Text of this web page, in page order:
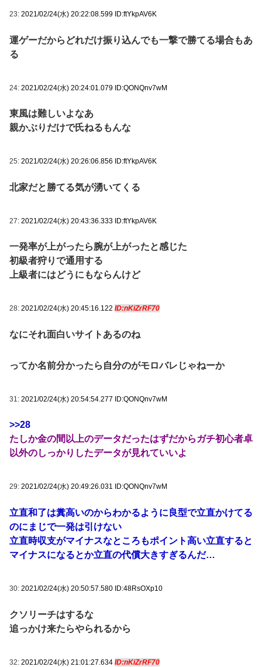
23: 2021/02/24(水) 20:22:08.599 ID:ftYkpAV6K
運ゲーだからどれだけ振り込んでも一撃で勝てる場合もあ
る
24: 2021/02/24(水) 20:24:01.079 ID:QONQnv7wM
東風は難しいよなあ
親かぶりだけで氏ねるもんな
25: 2021/02/24(水) 20:26:06.856 ID:ftYkpAV6K
北家だと勝てる気が湧いてくる
27: 2021/02/24(水) 20:43:36.333 ID:ftYkpAV6K
一発率が上がったら腕が上がったと感じた
初級者狩りで通用する
上級者にはどうにもならんけど
28: 2021/02/24(水) 20:45:16.122 ID:nKiZrRF70
なにそれ面白いサイトあるのね
ってか名前分かったら自分のがモロバレじゃねーか
31: 2021/02/24(水) 20:54:54.277 ID:QONQnv7wM
>>28
たしか金の間以上のデータだったはずだからガチ初心者卓
以外のしっかりしたデータが見れていいよ
29: 2021/02/24(水) 20:49:26.031 ID:QONQnv7wM
立直和了は糞高いのからわかるように良型で立直かけてる
のにまじで一発は引けない
立直時収支がマイナスなところもポイント高い立直すると
マイナスになるとか立直の代償大きすぎるんだ…
30: 2021/02/24(水) 20:50:57.580 ID:48RsOXp10
クソリーチはするな
追っかけ来たらやられるから
32: 2021/02/24(水) 21:01:27.634 ID:nKiZrRF70